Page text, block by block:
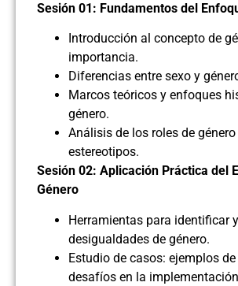
Sesión 01: Fundamentos del
Introducción al concepto de
importancia.
Diferencias entre sexo y
Marcos teóricos y enfoques
género.
Análisis de los roles de género
estereotipos.
Sesión 02: Aplicación Práctica del
Género
Herramientas para identificar
desigualdades de género.
Estudio de casos: ejemplos
desafíos en la